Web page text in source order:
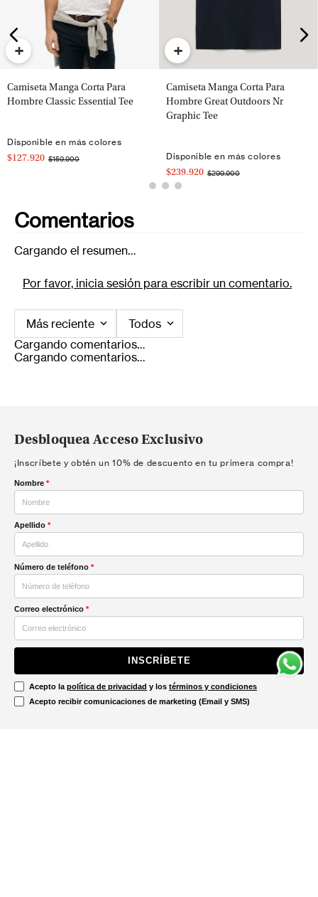
+
Camiseta Manga Corta Para
Hombre Classic Essential Tee
Disponible en más colores
$127.920 $159.900
+
Camiseta Manga Corta Para
Hombre Great Outdoors Nr
Graphic Tee
Disponible en más colores
$239.920 $299.900
Comentarios
Cargando el resumen…
Por favor, inicia sesión para escribir un comentario.
Más reciente
Todos
Cargando comentarios…
Cargando comentarios…
Desbloquea Acceso Exclusivo
¡Inscríbete y obtén un 10% de descuento en tu primera compra!
Nombre *
Apellido *
Número de teléfono *
Correo electrónico *
INSCRÍBETE
Acepto la política de privacidad y los términos y condiciones
Acepto recibir comunicaciones de marketing (Email y SMS)